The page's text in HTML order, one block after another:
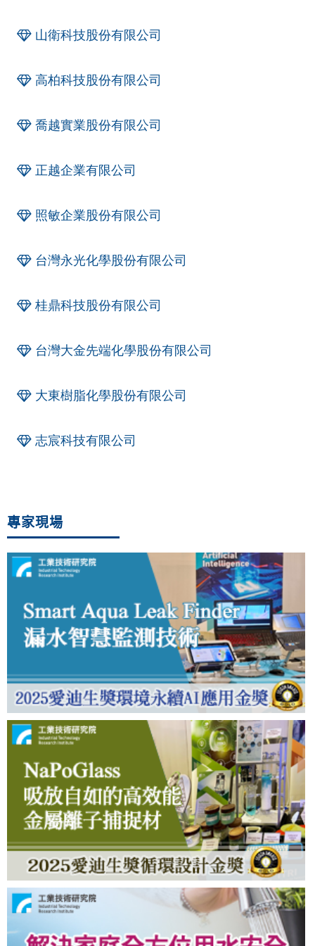
山衛科技股份有限公司
高柏科技股份有限公司
喬越實業股份有限公司
正越企業有限公司
照敏企業股份有限公司
台灣永光化學股份有限公司
桂鼎科技股份有限公司
台灣大金先端化學股份有限公司
大東樹脂化學股份有限公司
志宸科技有限公司
專家現場